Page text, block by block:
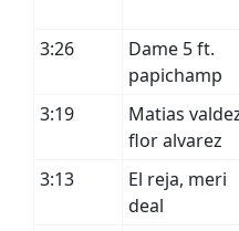
3:26
Dame 5 ft.
papichamp
3:19
Matias
flor alvarez
3:13
El reja, meri
deal